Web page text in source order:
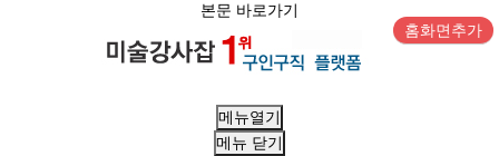
본문 바로가기
홈화면추가
메뉴열기
메뉴 닫기